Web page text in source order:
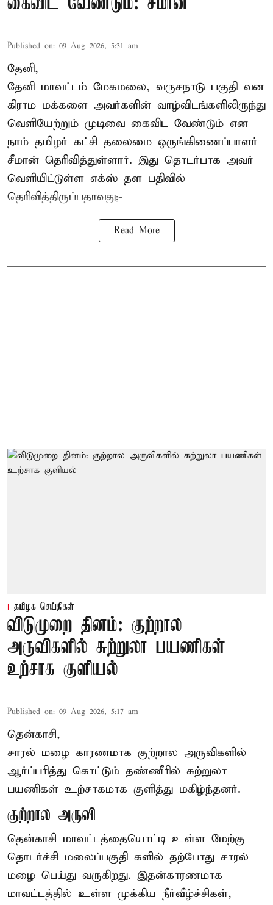
Published on: 09 Aug 2026, 5:31 am
தேனி,
தேனி மாவட்டம் மேகமலை, வருசநாடு பகுதி வன
கிராம மக்களை அவர்களின் வாழ்விடங்களிலிருந்து
வெளியேற்றும் முடிவை கைவிட வேண்டும் என
நாம் தமிழர் கட்சி தலைமை ஒருங்கிணைப்பாளர்
சீமான் தெரிவித்துள்ளார். இது தொடர்பாக அவர்
வெளியிட்டுள்ள எக்ஸ் தள பதிவில்
தெரிவித்திருப்பதாவது;-
Read More
தமிழக செய்திகள்
விடுமுறை தினம்: குற்றால
அருவிகளில் சுற்றுலா பயணிகள்
உற்சாக குளியல்
Published on: 09 Aug 2026, 5:17 am
தென்காசி,
சாரல் மழை காரணமாக குற்றால அருவிகளில்
ஆர்ப்பரித்து கொட்டும் தண்ணீரில் சுற்றுலா
பயணிகள் உற்சாகமாக குளித்து மகிழ்ந்தனர்.
குற்றால அருவி
தென்காசி மாவட்டத்தையொட்டி உள்ள மேற்கு
தொடர்ச்சி மலைப்பகுதி களில் தற்போது சாரல்
மழை பெய்து வருகிறது. இதன்காரணமாக
மாவட்டத்தில் உள்ள முக்கிய நீர்வீழ்ச்சிகள்,